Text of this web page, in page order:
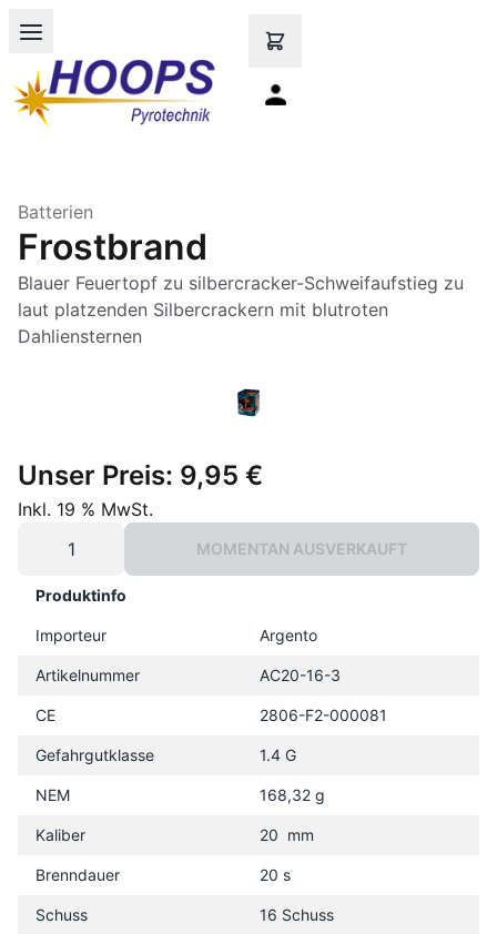
Open main menu
Batterien
Frostbrand
Blauer Feuertopf zu silbercracker-Schweifaufstieg zu
laut platzenden Silbercrackern mit blutroten
Dahliensternen
Unser Preis: 9,95 €
Inkl. 19 % MwSt.
MOMENTAN AUSVERKAUFT
Produktinfo
Importeur Argento
Artikelnummer AC20-16-3
CE 2806-F2-000081
Gefahrgutklasse 1.4 G
NEM 168,32 g
Kaliber 20 mm
Brenndauer 20 s
Schuss 16 Schuss